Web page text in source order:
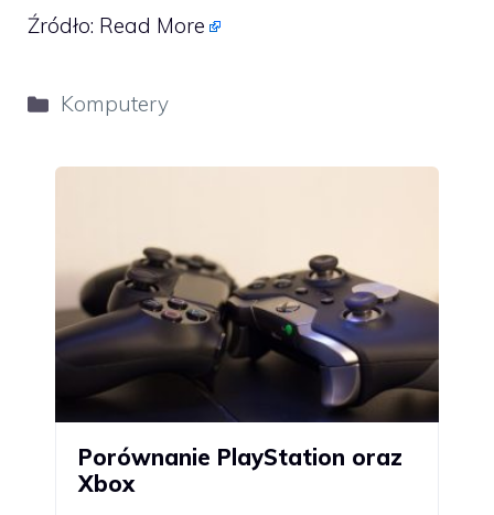
Źródło: Read More
Kategorie
Komputery
Porównanie PlayStation oraz
Xbox